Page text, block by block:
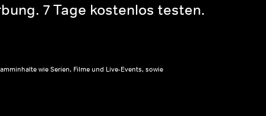
7 Tage kostenlos testen.
wie Serien, Filme und Live-Events, sowie